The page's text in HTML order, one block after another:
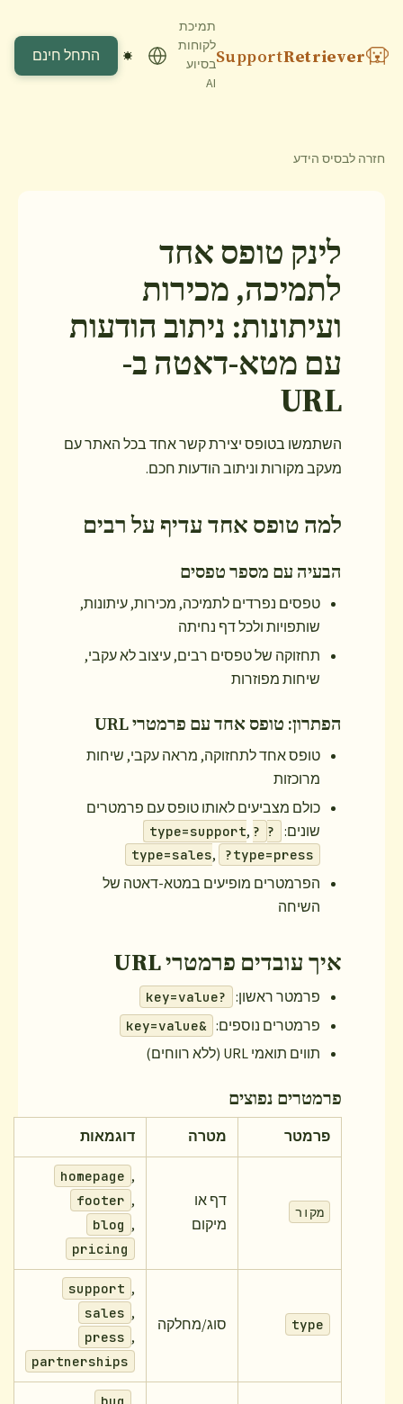
SupportRetriever
תמיכת
לקוחות
בסיוע
AI
התחל חינם
חזרה לבסיס הידע
לינק טופס אחד
לתמיכה, מכירות
ועיתונות: ניתוב הודעות
עם מטא-דאטה ב-
URL
השתמשו בטופס יצירת קשר אחד בכל האתר עם
מעקב מקורות וניתוב הודעות חכם.
למה טופס אחד עדיף על רבים
הבעיה עם מספר טפסים
טפסים נפרדים לתמיכה, מכירות, עיתונות,
שותפויות ולכל דף נחיתה
תחזוקה של טפסים רבים, עיצוב לא עקבי,
שיחות מפוזרות
הפתרון: טופס אחד עם פרמטרי URL
טופס אחד לתחזוקה, מראה עקבי, שיחות
מרוכזות
כולם מצביעים לאותו טופס עם פרמטרים
שונים:
?type=support
, ?
type=sales, ?type=press
הפרמטרים מופיעים במטא-דאטה של
השיחה
איך עובדים פרמטרי URL
פרמטר ראשון: ?key=value
פרמטרים נוספים: &key=value
תווים תואמי URL (ללא רווחים)
פרמטרים נפוצים
פרמטר מטרה דוגמאות
מקור
דף או
מיקום
homepage ,
footer ,
blog ,
pricing
type סוג/מחלקה
support ,
sales ,
press ,
partnerships